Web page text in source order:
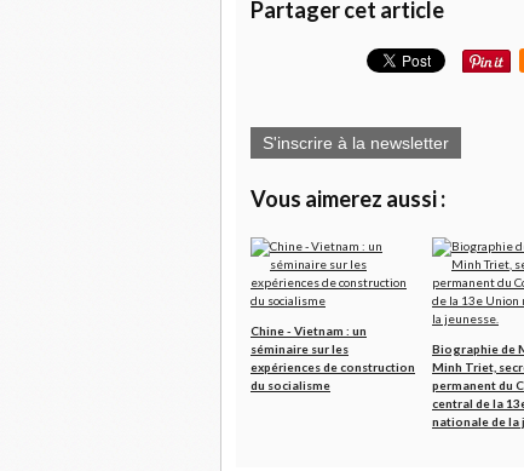
Partager cet article
S'inscrire à la newsletter
Vous aimerez aussi :
Chine - Vietnam : un
séminaire sur les
expériences de construction
du socialisme
Biographie de
Minh Triet,
permanent du
central de la
nationale de la